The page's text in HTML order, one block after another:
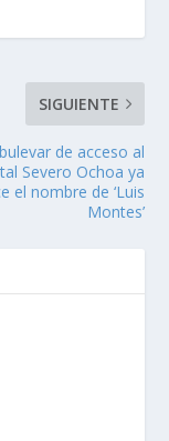
SIGUIENTE
de acceso al
Severo Ochoa ya
el nombre de ‘Luis
Montes’